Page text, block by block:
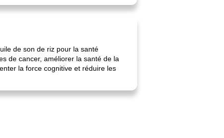
de son de riz pour la santé
de cancer, améliorer la santé de la
la force cognitive et réduire les